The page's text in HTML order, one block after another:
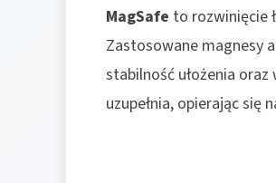
MagSafe to rozwinięcie
Zastosowane magnesy
stabilność ułożenia
uzupełnia, opierając